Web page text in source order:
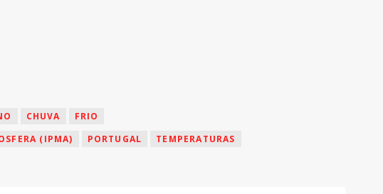
CHUVA
FRIO
(IPMA)
PORTUGAL TEMPERATURAS